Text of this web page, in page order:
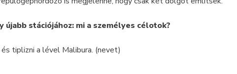
stációjához: mi a személyes célotok?
tiplizni a lével Malibura. (nevet)